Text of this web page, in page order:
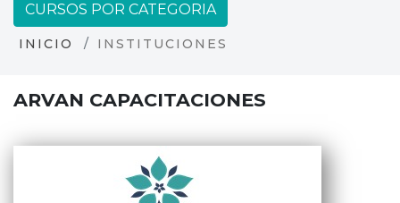
CURSOS POR CATEGORIA
INICIO INSTITUCIONES
ARVAN CAPACITACIONES